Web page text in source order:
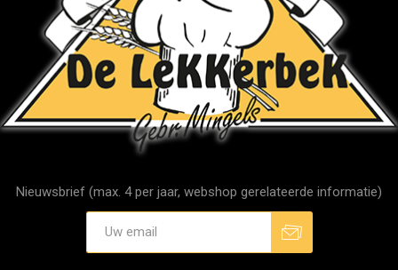
Nieuwsbrief (max. 4 per jaar, webshop gerelateerde informatie)